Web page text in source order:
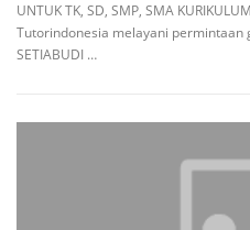
UNTUK TK, SD, SMP, SMA
Tutorindonesia melayani permintaan
SETIABUDI …